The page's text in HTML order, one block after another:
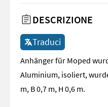
DESCRIZIONE
Traduci
Anhänger für Moped
Aluminium, isoliert,
m, B 0,7 m, H 0,6 m.